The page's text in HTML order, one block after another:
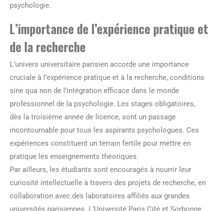
psychologie.
L’importance de l’expérience pratique et
de la recherche
L’univers universitaire parisien accorde une importance
cruciale à l’expérience pratique et à la recherche, conditions
sine qua non de l’intégration efficace dans le monde
professionnel de la psychologie. Les stages obligatoires,
dès la troisième année de licence, sont un passage
incontournable pour tous les aspirants psychologues. Ces
expériences constituent un terrain fertile pour mettre en
pratique les enseignements théoriques.
Par ailleurs, les étudiants sont encouragés à nourrir leur
curiosité intellectuelle à travers des projets de recherche, en
collaboration avec des laboratoires affiliés aux grandes
universités parisiennes. L’Université Paris Cité et Sorbonne